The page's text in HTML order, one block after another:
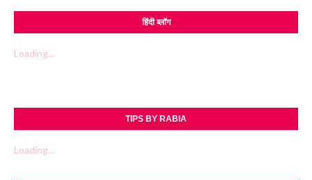
हिंदी ब्लॉग
Loading...
TIPS BY RABIA
Loading...